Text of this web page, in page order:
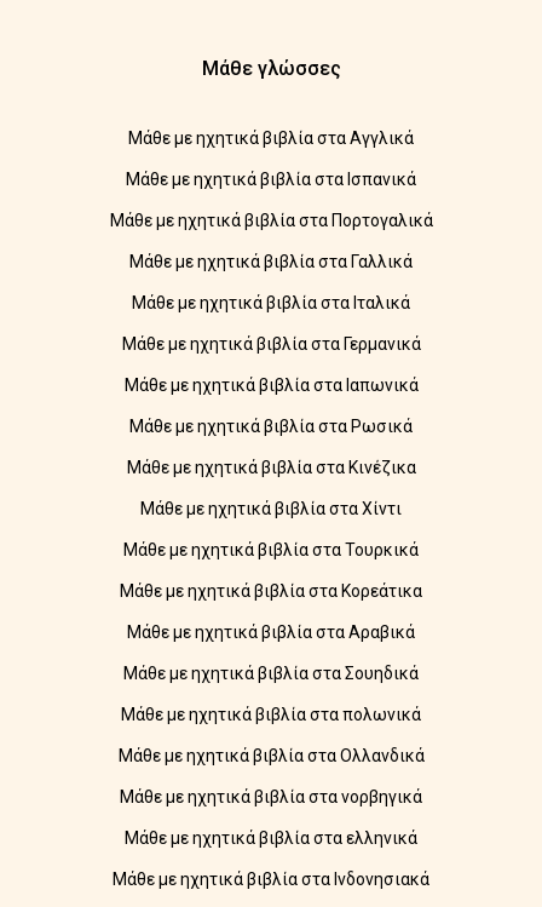
Μάθε γλώσσες
Μάθε με ηχητικά βιβλία στα Αγγλικά
Μάθε με ηχητικά βιβλία στα Ισπανικά
Μάθε με ηχητικά βιβλία στα Πορτογαλικά
Μάθε με ηχητικά βιβλία στα Γαλλικά
Μάθε με ηχητικά βιβλία στα Ιταλικά
Μάθε με ηχητικά βιβλία στα Γερμανικά
Μάθε με ηχητικά βιβλία στα Ιαπωνικά
Μάθε με ηχητικά βιβλία στα Ρωσικά
Μάθε με ηχητικά βιβλία στα Κινέζικα
Μάθε με ηχητικά βιβλία στα Χίντι
Μάθε με ηχητικά βιβλία στα Τουρκικά
Μάθε με ηχητικά βιβλία στα Κορεάτικα
Μάθε με ηχητικά βιβλία στα Αραβικά
Μάθε με ηχητικά βιβλία στα Σουηδικά
Μάθε με ηχητικά βιβλία στα πολωνικά
Μάθε με ηχητικά βιβλία στα Ολλανδικά
Μάθε με ηχητικά βιβλία στα νορβηγικά
Μάθε με ηχητικά βιβλία στα ελληνικά
Μάθε με ηχητικά βιβλία στα Ινδονησιακά